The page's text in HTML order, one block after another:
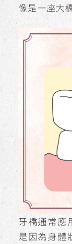
像是一座大
牙橋通常應
是因為身體